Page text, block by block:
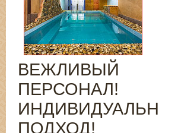
ВЕЖЛИВЫЙ
ПЕРСОНАЛ!
ИНДИВИДУАЛЬНЫЙ
ПОДХОД!